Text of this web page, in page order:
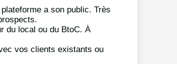
a son public. Très
du local ou du BtoC. À
vos clients existants ou